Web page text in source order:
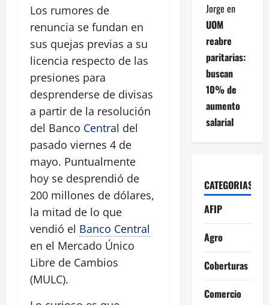
Los rumores de
renuncia se fundan en
sus quejas previas a su
licencia respecto de las
presiones para
desprenderse de divisas
a partir de la resolución
del Banco Central del
pasado viernes 4 de
mayo. Puntualmente
hoy se desprendió de
200 millones de dólares,
la mitad de lo que
vendió el Banco Central
en el Mercado Único
Libre de Cambios
(MULC).
Jorge en
UOM
reabre
paritarias:
buscan
10% de
aumento
salarial
CATEGORIAS
AFIP
Agro
Coberturas
Comercio